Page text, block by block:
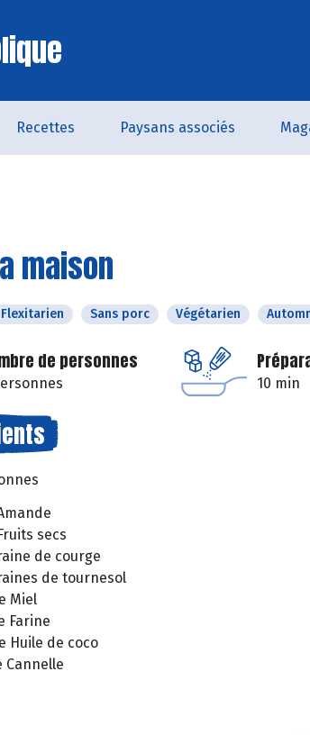
Recettes Paysans associés
maison
Flexitarien Sans porc Végétarien
de personnes
10 min
secs
de courge
de tournesol
Miel
Farine
Huile de coco
Cannelle